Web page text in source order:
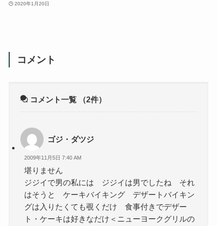
2020年1月20日
コメント
コメント一覧 （2件）
ゴジ・ダツジ
2009年11月5日 7:40 AM
堪りません
ジジイで男の私には ジジイは男でしたね それ
はそうと ケーキバイキング デザートバイキン
グは入りたくても覗くだけ 食事付きでデザー
ト・ケーキは好きなだけ＜ニューヨークグリルの